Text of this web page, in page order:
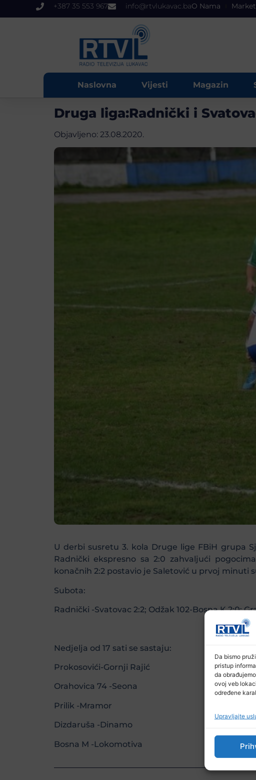
Da bismo
pristup
da
ovoj veb
određene
Upravljajte
+387 35 553 967 info@rtvlukavac.baO Nama
Naslovna Vijesti Magazin
Druga liga:Radnički i
Objavljeno: 23.08.2020.
U derbi susretu 3. kola Druge lige FBiH grupa
Radnički ekspresno sa 2:0 zahvaljući
konačnih 2:2 postavio je Saletović u prvoj minuti
Subota:
Radnički -Svatovac 2:2; Odžak 102-Bosna K 2:0;
Nedjelja od 17 sati se sastaju:
Prokosovići-Gornji Rajić
Orahovica 74 -Seona
Prilik -Mramor
Dizdaruša -Dinamo
Bosna M -Lokomotiva